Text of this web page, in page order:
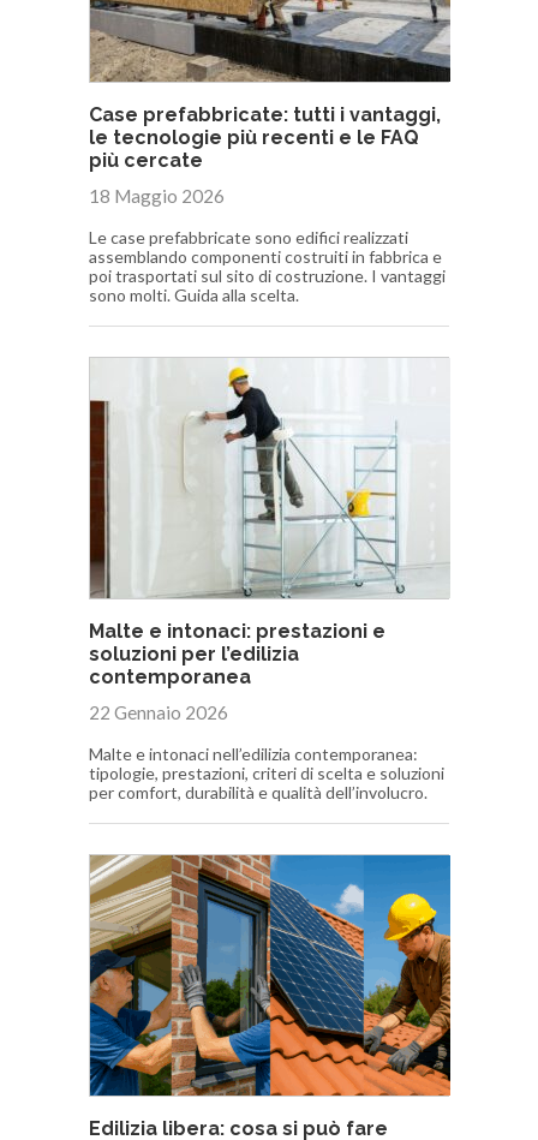
Case prefabbricate: tutti i vantaggi,
le tecnologie più recenti e le FAQ
più cercate
18 Maggio 2026
Le case prefabbricate sono edifici realizzati
assemblando componenti costruiti in fabbrica e
poi trasportati sul sito di costruzione. I vantaggi
sono molti. Guida alla scelta.
Malte e intonaci: prestazioni e
soluzioni per l’edilizia
contemporanea
22 Gennaio 2026
Malte e intonaci nell’edilizia contemporanea:
tipologie, prestazioni, criteri di scelta e soluzioni
per comfort, durabilità e qualità dell’involucro.
Edilizia libera: cosa si può fare